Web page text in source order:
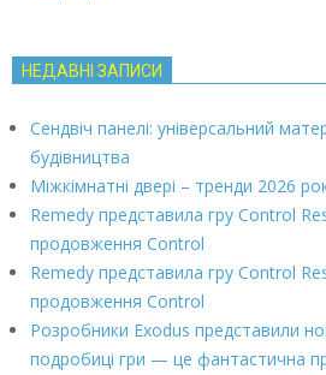
НЕДАВНІ ЗАПИСИ
Сендвіч панелі: універсальний
будівництва
Міжкімнатні двері – тренди 2026
Remedy представила гру Control
продовження Control
Remedy представила гру Control
продовження Control
Розробники Exodus представили
подробиці гри — це фантастична